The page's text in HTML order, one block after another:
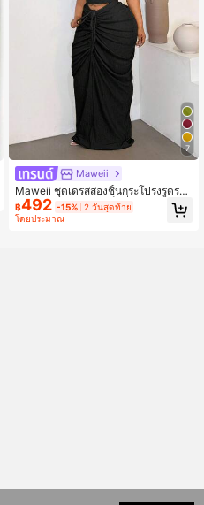
7
Maweii
Maweii ชุดเดรสสองชิ้นกระโปรงรูดระบ
ายไซส์ใหญ่พิเศษสุดเซ็กซี่ เหมาะสำหรั
บวันหยุดพักผ่อนริมชายหาด
฿492 -15% 2 วันสุดท้าย
โดยประมาณ